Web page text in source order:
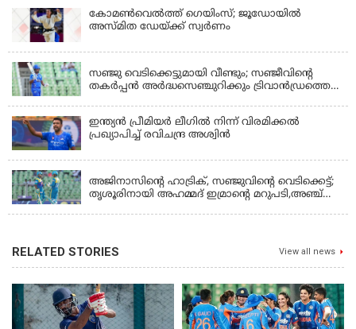
കോമണ്‍വെല്‍ത്ത് ഗെയിംസ്; ജൂഡോയിൽ
അസ്മിത ഡേയ്ക്ക് സ്വർണം
സഞ്ജു വെടിക്കെട്ടുമായി വീണ്ടും; സഞ്ജീവിന്‍റെ
തകർപ്പൻ അർദ്ധസെഞ്ചുറിക്കും ട്രിവാൻഡ്രത്തെ
ഇന്ത്യന്‍ പ്രീമിയര്‍ ലീഗില്‍ നിന്ന് വിരമിക്കല്‍
പ്രഖ്യാപിച്ച് രവിചന്ദ്ര അശ്വിന്‍
അജിനാസിന്റെ ഹാട്രിക്, സഞ്ജുവിന്റെ വെടിക്കെട്ട്;
തൃശൂരിനായി അഹമ്മദ് ഇമ്രാന്റെ മറുപടി,അഞ്ച്
RELATED STORIES View all news